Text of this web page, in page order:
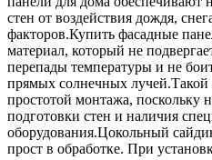
стен от воздействия дождя,
факторов.Купить фасадные
материал, который не
перепады температуры и не
прямых солнечных лучей.Такой
простотой монтажа, поскольку
подготовки стен и наличия
оборудования.Цокольный
прост в обработке. При